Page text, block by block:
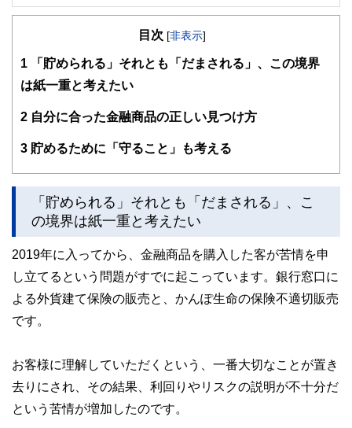
阪神淡路大震災の経験から、法律やお金の大切さを実感し、
続き、相談にのる傍ら、一般消費者向けのセミナーや執筆活
融ブックス）。「子どもにかけるお金の本」（主婦の友社）
女2人男1人の3児の母でもある。
目次 [非表示]
1 「貯められる」それとも「だまされる」、この境界
は紙一重と考えたい
2 自分に合った金融商品の正しい見つけ方
3 貯めるために「守ること」も考える
「貯められる」それとも「だまされる」、こ
の境界は紙一重と考えたい
2019年に入ってから、金融商品を購入した客が苦情を申
し立てるという問題がすでに起こっています。銀行窓口に
よる外貨建て保険の販売と、かんぽ生命の保険不適切販売
です。
お客様に理解していただくという、一番大切なことが置き
去りにされ、その結果、利回りやリスクの説明が不十分だ
という苦情が増加したのです。